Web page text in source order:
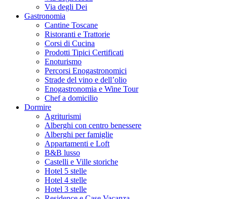
Via degli Dei
Gastronomia
Cantine Toscane
Ristoranti e Trattorie
Corsi di Cucina
Prodotti Tipici Certificati
Enoturismo
Percorsi Enogastronomici
Strade del vino e dell’olio
Enogastronomia e Wine Tour
Chef a domicilio
Dormire
Agriturismi
Alberghi con centro benessere
Alberghi per famiglie
Appartamenti e Loft
B&B lusso
Castelli e Ville storiche
Hotel 5 stelle
Hotel 4 stelle
Hotel 3 stelle